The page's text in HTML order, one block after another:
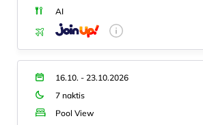
AI
16.10. - 23.10.2026
7 naktis
Pool View